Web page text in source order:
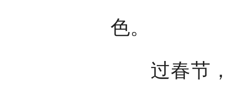
色。
过春节，